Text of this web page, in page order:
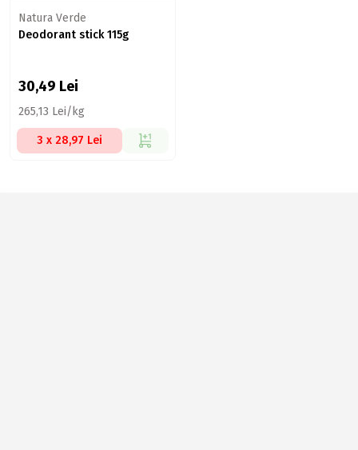
Natura Verde
Deodorant stick 115g
30,49 Lei
265,13 Lei/kg
3 x 28,97 Lei